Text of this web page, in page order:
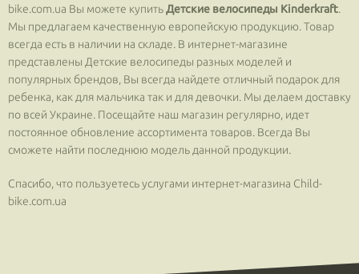
bike.com.ua Вы можете купитьДетские велосипеды Kinderkraft.
Мы предлагаем качественную европейскую продукцию. Товар
всегда есть в наличии на складе. В интернет-магазине
представлены Детские велосипеды разных моделей и
популярных брендов, Вы всегда найдете отличный подарок для
ребенка, как для мальчика так и для девочки. Мы делаем доставку
по всей Украине. Посещайте наш магазин регулярно, идет
постоянное обновление ассортимента товаров. Всегда Вы
сможете найти последнюю модель данной продукции.
Спасибо, что пользуетесь услугами интернет-магазина Сhild-
bike.com.ua